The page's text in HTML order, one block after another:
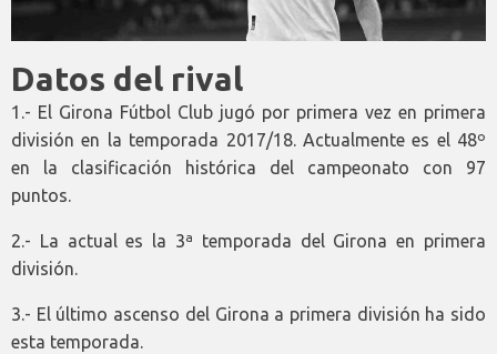
Datos del rival
1.- El Girona Fútbol Club jugó por primera vez en primera
división en la temporada 2017/18. Actualmente es el 48º
en la clasificación histórica del campeonato con 97
puntos.
2.- La actual es la 3ª temporada del Girona en primera
división.
3.- El último ascenso del Girona a primera división ha sido
esta temporada.